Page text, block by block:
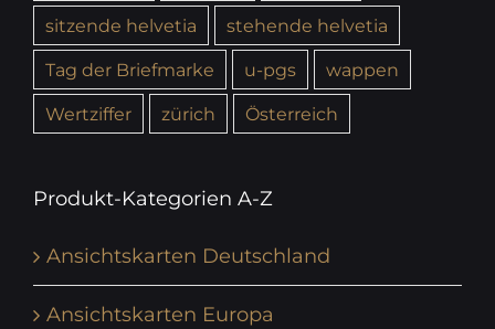
sitzende helvetia
stehende helvetia
Tag der Briefmarke
u-pgs
wappen
Wertziffer
zürich Österreich
Produkt-Kategorien A-Z
Ansichtskarten Deutschland
Ansichtskarten Europa